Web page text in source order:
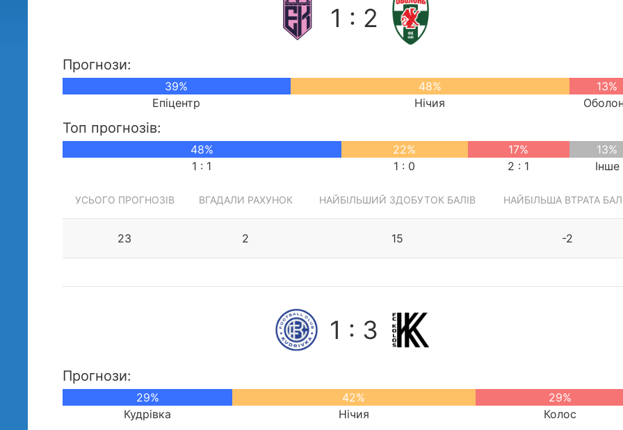
1 : 2
Прогнози:
39% 48%
13%
Епіцентр
Нічия
Топ прогнозів:
48% 22% 17%
13%
1 : 1
1 : 0 2 : 1 Інше
УСЬОГО ПРОГНОЗІВ ВГАДАЛИ РАХУНОК НАЙБІЛЬШИЙ ЗДОБУТОК БАЛІВ НАЙБІЛЬША ВТРАТА
23 2 15 -2
1 : 3
Прогнози:
29% 42%
29%
Кудрівка
Нічия Колос